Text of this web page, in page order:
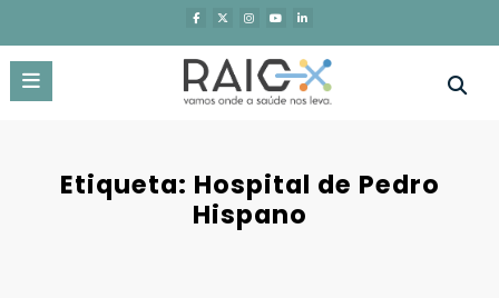
o
conteúdo
Etiqueta: Hospital de Pedro
Hispano